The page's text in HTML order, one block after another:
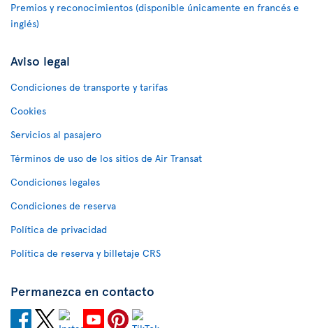
Premios y reconocimientos (disponible únicamente en francés e
inglés)
Aviso legal
Condiciones de transporte y tarifas
Cookies
Servicios al pasajero
Términos de uso de los sitios de Air Transat
Condiciones legales
Condiciones de reserva
Política de privacidad
Política de reserva y billetaje CRS
Permanezca en contacto